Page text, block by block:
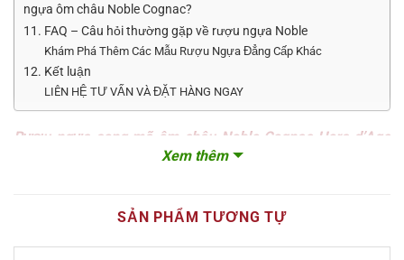
ngựa ôm châu Noble Cognac?
11. FAQ – Câu hỏi thường gặp về rượu ngựa Noble
Khám Phá Thêm Các Mẫu Rượu Ngựa Đẳng Cấp Khác
12. Kết luận
LIÊN HỆ TƯ VẤN VÀ ĐẶT HÀNG NGAY
Rượu ngựa song mã ôm châu Noble Cognac Hors d’Age
là tuyệt tác quà biếu Tết 2026 từ Pháp, biểu trưng cho sự
được nhập khẩu chính ngạch và phân phối bởi
với cam kết chất lượng tuyệt đối.
Xem thêm
SẢN PHẨM TƯƠNG TỰ